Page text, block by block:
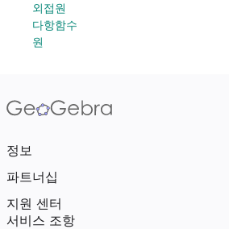
외접원
다항함수
원
정보
파트너십
지원 센터
서비스 조항